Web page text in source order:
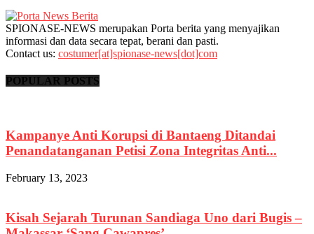
SPIONASE-NEWS merupakan Porta berita yang menyajikan
informasi dan data secara tepat, berani dan pasti.
Contact us: costumer[at]spionase-news[dot]com
POPULAR POSTS
Kampanye Anti Korupsi di Bantaeng Ditandai
Penandatanganan Petisi Zona Integritas Anti...
February 13, 2023
Kisah Sejarah Turunan Sandiaga Uno dari Bugis –